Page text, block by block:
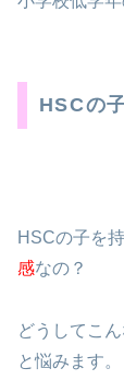
HSCの
HSCの子を
感なの？
どうしてこ
と悩みます。